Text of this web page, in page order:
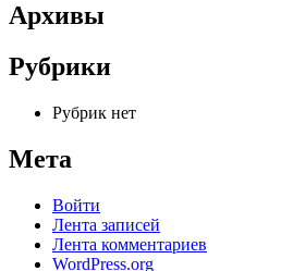
Архивы
Рубрики
Рубрик нет
Мета
Войти
Лента записей
Лента комментариев
WordPress.org